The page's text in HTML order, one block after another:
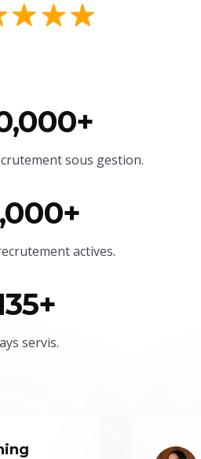
sous gestion.
actives.
servis.